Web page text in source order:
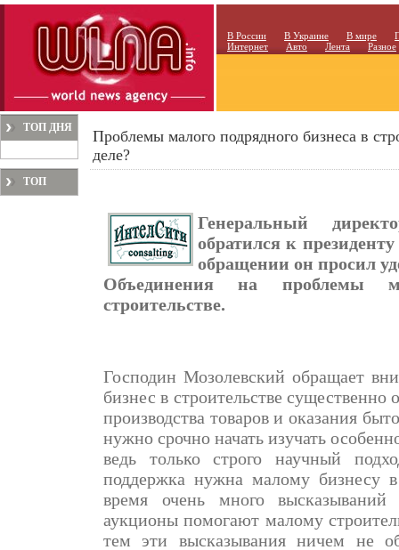
В России В Украине В мире
Интернет
Авто Лента Разное
ТОП ДНЯ
ТОП
Проблемы малого подрядного бизнеса в
деле?
Генеральный
обратился к
обращении он просил
Объединения на проблемы
строительстве.
Господин Мозолевский обращает
бизнес в строительстве существенно
производства товаров и оказания
нужно срочно начать изучать
ведь только строго научный
поддержка нужна малому бизнесу
время очень много
аукционы помогают малому
тем эти высказывания ничем не